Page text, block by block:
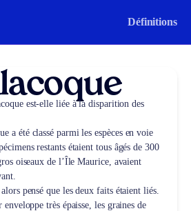
Définitions
est-elle liée à la disparition des
a été classé parmi les espèces en voie
restants étaient tous âgés de 300
oiseaux de l’Île Maurice, avaient
pensé que les deux faits étaient liés.
très épaisse, les graines de